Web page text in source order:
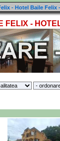
- Hotel Baile
FELIX -